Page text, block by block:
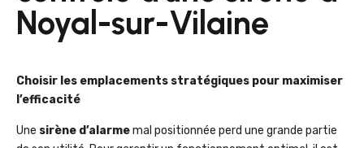
Noyal-sur-Vilaine
Choisir les emplacements stratégiques pour maximiser
l’efficacité
Une sirène d’alarmemal positionnée perd une grande partie